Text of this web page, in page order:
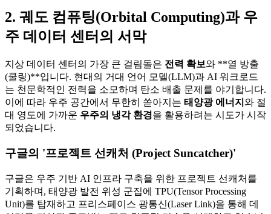
2. 궤도 컴퓨팅(Orbital Computing)과 우
주 데이터 센터의 서막
지상 데이터 센터의 가장 큰 걸림돌은 전력 확보와 **열 방출
(쿨링)**입니다. 현대의 거대 언어 모델(LLM)과 AI 워크로드
는 천문학적인 전력을 소모하며 탄소 배출 문제를 야기합니다.
이에 따라 우주 공간에서 무한히 쏟아지는 태양광 에너지 와 절
대 영도에 가까운 우주의 냉각 환경을 활용하려는 시도가 시작
되었습니다.
구글의 '프로젝트 선캐처 (Project Suncatcher)'
구글은 우주 기반 AI 인프라 구축을 위한 프로젝트 선캐처를
기획하며, 태양광 발전 위성 군집에 TPU(Tensor Processing
Unit)를 탑재하고 프리스페이스 광통신(Laser Link)을 통해 데